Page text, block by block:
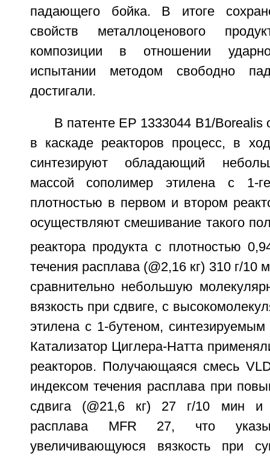
падающего бойка. В итоге
свойств металлоценового
композиции в отношении
испытании методом свободно
достигали.
В патенте EP 1333044 B1/
в каскаде реакторов процесс, в
синтезируют обладающий
массой сополимер этилена с 1-
плотностью в первом и втором
осуществляют смешивание такого
реактора продукта с плотностью
течения расплава (@2,16 кг) 310 г/10
сравнительно небольшую
вязкость при сдвиге, с
этилена с 1-бутеном, синтезируемым
Катализатор Циглера-Натта
реакторов. Получающаяся смесь
индексом течения расплава при
сдвига (@21,6 кг) 27 г/10 мин и
расплава MFR 27, что
увеличивающуюся вязкость при